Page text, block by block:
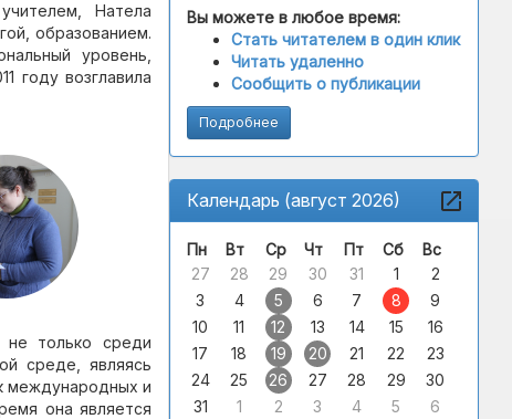
Вы можете в любое время:
Стать читателем в один клик
Читать удаленно
Сообщить о публикации
Подробнее
Календарь (август 2026)
Пн Вт Ср Чт Пт Сб
Вс
27
28 29 30 31 1
2
3
4 5 6 7 8
9
10
11 12 13 14 15
16
17
18 19 20 21 22
23
24
25 26 27 28 29
30
31
1 2 3 4 5 6
Натела
образованием.
уровень,
году возглавила
не только среди
среде, являясь
международных и
она является